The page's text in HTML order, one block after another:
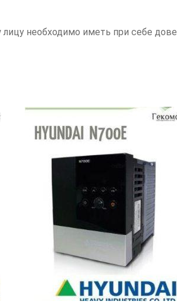
лицу необходимо иметь при себе